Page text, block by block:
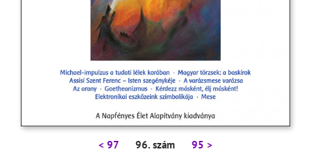
< 97 96. szám 95 >